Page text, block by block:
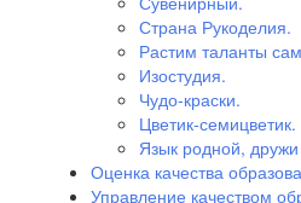
Страна Рукоделия.
Растим таланты
Изостудия.
Чудо-краски.
Цветик-семицветик.
Язык родной,
Оценка качества
Управление качеством